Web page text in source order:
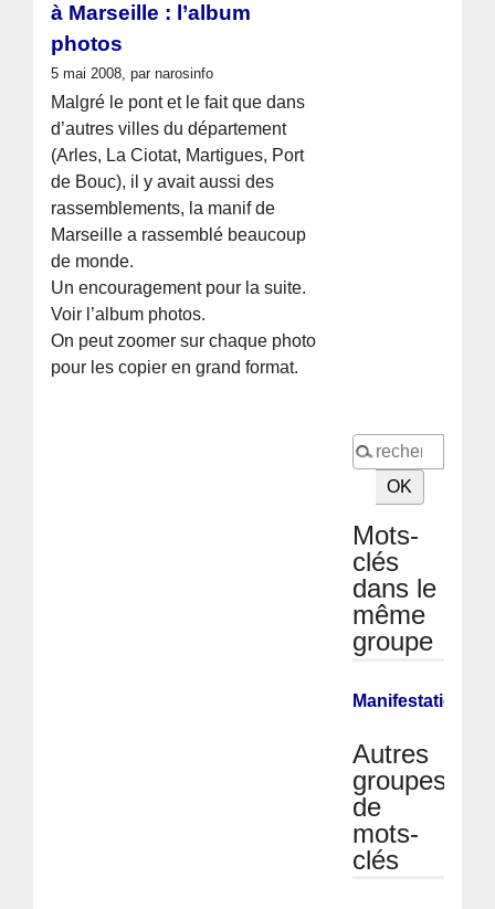
à Marseille : l’album
photos
5 mai 2008, par narosinfo
Malgré le pont et le fait que dans
d’autres villes du département
(Arles, La Ciotat, Martigues, Port
de Bouc), il y avait aussi des
rassemblements, la manif de
Marseille a rassemblé beaucoup
de monde.
Un encouragement pour la suite.
Voir l’album photos.
On peut zoomer sur chaque photo
pour les copier en grand format.
Mots-
clés
dans le
même
groupe
Manifestation
Autres
groupes
de
mots-
clés